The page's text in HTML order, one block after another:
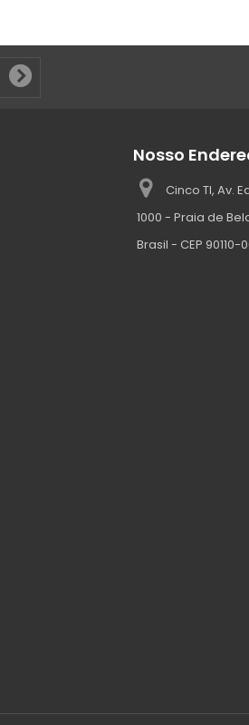
Nosso
Cinco TI, Av.
1000 - Praia de
Brasil - CEP 90110-